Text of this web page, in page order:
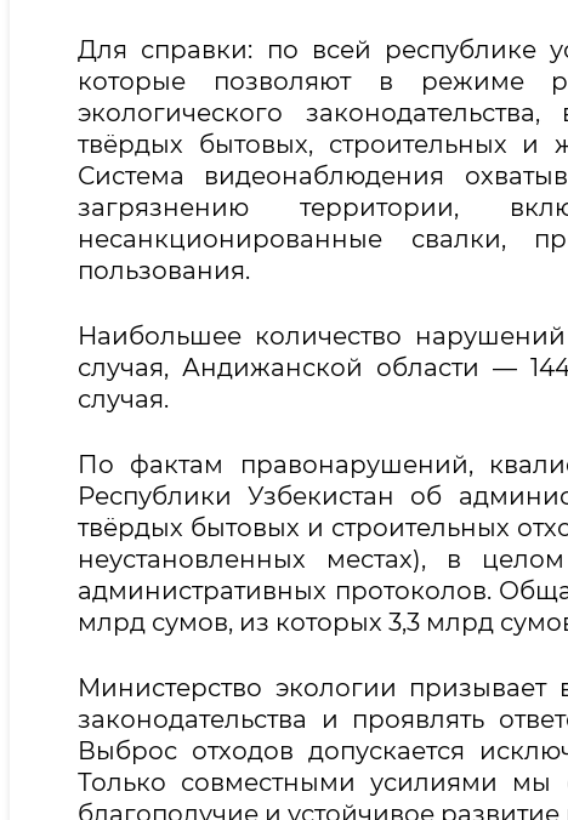
Для справки: по всей республике
которые позволяют в режиме
экологического
твёрдых бытовых, строительных и
Система видеонаблюдения
загрязнению территории,
несанкционированные свалки,
пользования.
Наибольшее количество
случая, Андижанской области —
случая.
По фактам правонарушений,
Республики Узбекистан об
твёрдых бытовых и строительных
неустановленных местах), в
административных протоколов.
млрд сумов, из которых 3,3 млрд
Министерство экологии призывает
законодательства и проявлять
Выброс отходов допускается
Только совместными усилиями мы
благополучие и устойчивое